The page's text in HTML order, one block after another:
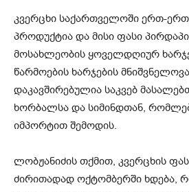
კვერცხი საქართველოში ერთ-
პროდუქტია და მისი ფასი
მოსახლეობის ყოველდღიურ
წარმოების ხარჯების
დაკავშირებულია საკვებ
ხორბალსა და სიმინდთან,
იმპორტით შემოდის.
ლობჟანიძის თქმით, კვერცხის
ძირითადად ოქტომბერში ხდება,